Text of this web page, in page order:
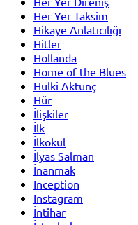
Her Yer Taksim
Hikaye Anlatıcılığı
Hitler
Hollanda
Home of the Blues
Hulki Aktunç
Hür
İlişkiler
İlk
İlkokul
İlyas Salman
İnanmak
Inception
Instagram
İntihar